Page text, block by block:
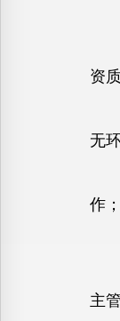
在
第
资
州
无
第
作
县
第
主